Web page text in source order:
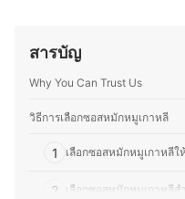
ซึ่งนอกจากความ
ให้ทุกคนสนุกกับก
ประวัติของ ว
สารบัญ
Why You Can Trust Us
วิธีการเลือกซอสหมักหมูเกาหลี
1 เลือกซอสหมักหมูเกาหลีใ
2 เลือกซอสหมักหมูเกาหลีส